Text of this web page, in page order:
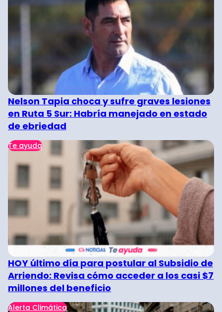
Nelson Tapia choca y sufre graves lesiones
en Ruta 5 Sur: Habría manejado en estado
de ebriedad
Te ayuda
HOY último día para postular al Subsidio de
Arriendo: Revisa cómo acceder a los casi $7
millones del beneficio
Alerta Climática